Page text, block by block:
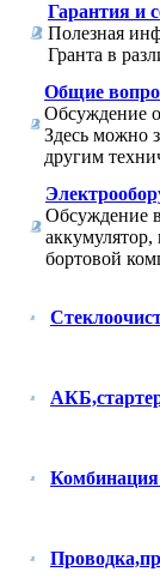
Гарантия и
Полезная
Гранта в
Общие
Обсуждение
Здесь можно
другим
Обсуждение
аккумулятор,
бортовой